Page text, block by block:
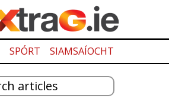
SPÓRT SIAMSAÍOCHT